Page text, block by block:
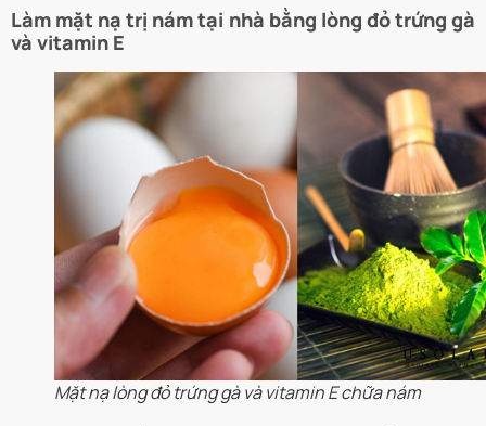
Làm mặt nạ trị nám tại nhà bằng lòng đỏ trứng gà
và vitamin E
Mặt nạ lòng đỏ trứng gà và vitamin E chữa nám